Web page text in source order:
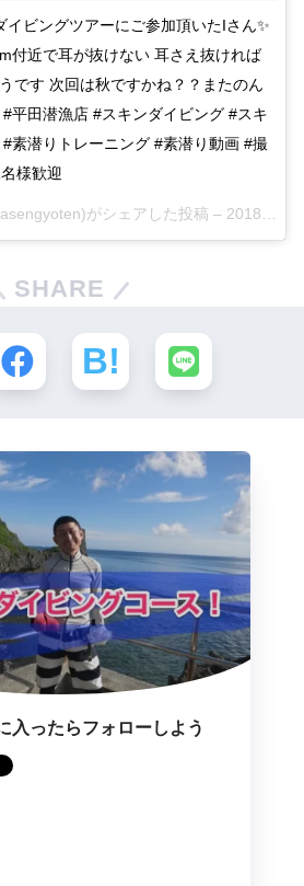
ビングツアーにご参加頂いたIさん✨
付近で耳が抜けない 耳さえ抜ければ
です 次回は秋ですかね？？またのん
平田潜漁店 #スキンダイビング #スキ
素潜りトレーニング #素潜り動画 #撮
様歓迎
がシェアした投稿 – 2018年 7月月10日午後6時23分PDT
SHARE
入ったらフォローしよう